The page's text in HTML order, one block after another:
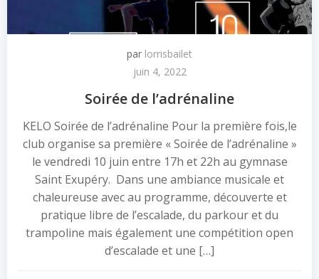
par lorrisbailet
juin 4, 2022
Soirée de l’adrénaline
KELO Soirée de l’adrénaline Pour la première fois,le
club organise sa première « Soirée de l’adrénaline »
le vendredi 10 juin entre 17h et 22h au gymnase
Saint Exupéry. Dans une ambiance musicale et
chaleureuse avec au programme, découverte et
pratique libre de l’escalade, du parkour et du
trampoline mais également une compétition open
d’escalade et une […]